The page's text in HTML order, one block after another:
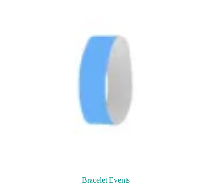
Bracelet Events